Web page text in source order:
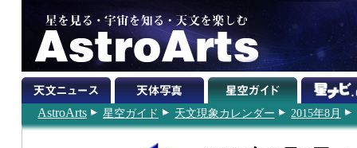
AstroArts 星空ガイド 天文現象カレンダー 2015年8月